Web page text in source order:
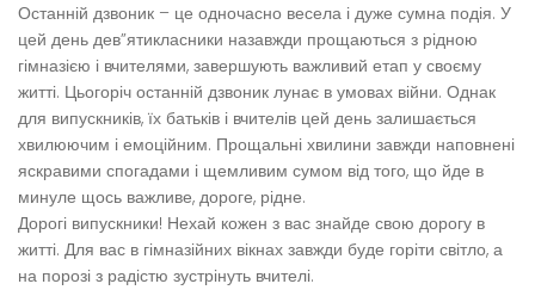
Останній дзвоник – це одночасно весела і дуже сумна подія. У
цей день дев”ятикласники назавжди прощаються з рідною
гімназією і вчителями, завершують важливий етап у своєму
житті. Цьогоріч останній дзвоник лунає в умовах війни. Однак
для випускників, їх батьків і вчителів цей день залишається
хвилюючим і емоційним. Прощальні хвилини завжди наповнені
яскравими спогадами і щемливим сумом від того, що йде в
минуле щось важливе, дороге, рідне.
Дорогі випускники! Нехай кожен з вас знайде свою дорогу в
житті. Для вас в гімназійних вікнах завжди буде горіти світло, а
на порозі з радістю зустрінуть вчителі.